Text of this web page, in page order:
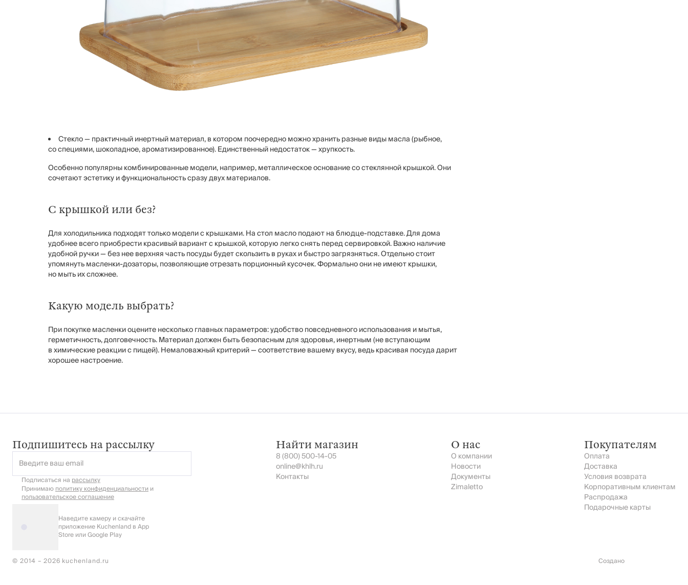
Стекло — практичный инертный материал, в котором поочередно можно хранить разные виды масла (рыбное,
со специями, шоколадное, ароматизированное). Единственный недостаток — хрупкость.
Особенно популярны комбинированные модели, например, металлическое основание со стеклянной крышкой. Они
сочетают эстетику и функциональность сразу двух материалов.
С крышкой или без?
Для холодильника подходят только модели с крышками. На стол масло подают на блюдце-подставке. Для дома
удобнее всего приобрести красивый вариант с крышкой, которую легко снять перед сервировкой. Важно наличие
удобной ручки — без нее верхняя часть посуды будет скользить в руках и быстро загрязняться. Отдельно стоит
упомянуть масленки-дозаторы, позволяющие отрезать порционный кусочек. Формально они не имеют крышки,
но мыть их сложнее.
Какую модель выбрать?
При покупке масленки оцените несколько главных параметров: удобство повседневного использования и мытья,
герметичность, долговечность. Материал должен быть безопасным для здоровья, инертным (не вступающим
в химические реакции с пищей). Немаловажный критерий — соответствие вашему вкусу, ведь красивая посуда дарит
хорошее настроение.
Подпишитесь на рассылку
Введите ваш email
Подписаться на рассылку
Принимаюполитику конфиденциальностии
пользовательское соглашение
Наведите камеру и скачайте
приложение Kuchenland в App
Store или Google Play
Найти магазин
8 (800) 500-14-05
online@khlh.ru
Контакты
О нас
О компании
Новости
Документы
Zimaletto
Покупателям
Оплата
Доставка
Условия возврата
Корпоративным клиентам
Распродажа
Подарочные карты
© 2014 – 2026 kuchenland.ru Создано